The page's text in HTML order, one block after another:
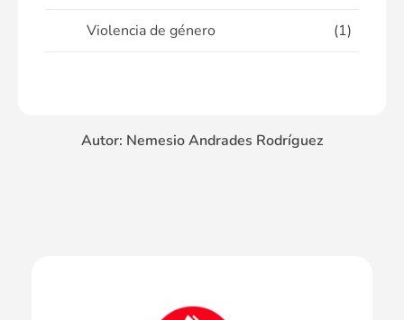
Violencia de género (1)
Autor: Nemesio Andrades Rodríguez